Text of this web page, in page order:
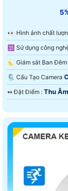
️👀 Hình ảnh chất
🗜️ Cấu Tạo Camera
️↭ Đặt Điểm : Thu